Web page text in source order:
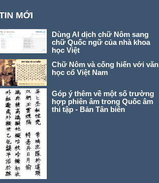
MỚI
Dùng AI dịch chữ Nôm sang
chữ Quốc ngữ của nhà khoa
học Việt
Chữ Nôm và cống hiến với văn
học cổ Việt Nam
Góp ý thêm về một số trường
hợp phiên âm trong Quốc âm
thi tập - Bản Tân biên